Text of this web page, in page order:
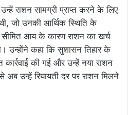
राशन सामग्री प्राप्त करने के लिए
जो उनकी आर्थिक स्थिति के
सीमित आय के कारण राशन का खर्च
उन्होंने कहा कि सुशासन तिहार के
कार्रवाई की गई और उन्हें नया राशन
अब उन्हें रियायती दर पर राशन मिलने